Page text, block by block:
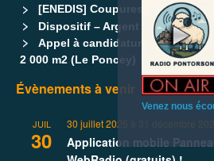
Venez nous
[ENEDIS] Coupures d’électricités
Dispositif – Argent de poche
Appel à candidatures –
2 000 m2 (Le Poncey)
Évènements à venir
JUIL
30
30 juillet 2025 à 31 décembre
Application mobile